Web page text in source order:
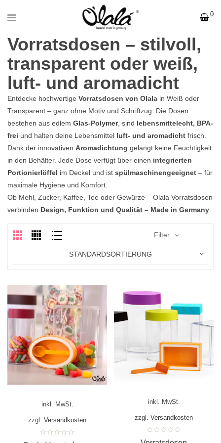
0
Vorratsdosen – stilvoll,
transparent oder weiß,
luft- und aromadicht
Entdecke hochwertige Vorratsdosen von Olala in Weiß oder
Transparent – ganz ohne Motiv und Schriftzug. Die Dosen
bestehen aus edlem Glas-Polymer, sind lebensmittelecht, BPA-
frei und halten deine Lebensmittel luft- und aromadicht frisch.
Dank der innovativen Aromadichtung gelangt keine Feuchtigkeit
in den Behälter. Jede Dose verfügt über einen integrierten
Portionierlöffel im Deckel und ist spülmaschinengeeignet – für
maximale Hygiene und Komfort.
Ob Mehl, Zucker, Kaffee, Tee oder Gewürze – Olala Vorratsdosen
verbinden Design, Funktion und Qualität – Made in Germany
Filter
STANDARDSORTIERUNG
inkl. MwSt.
zzgl. Versandkosten
inkl. MwSt.
zzgl. Versandkosten